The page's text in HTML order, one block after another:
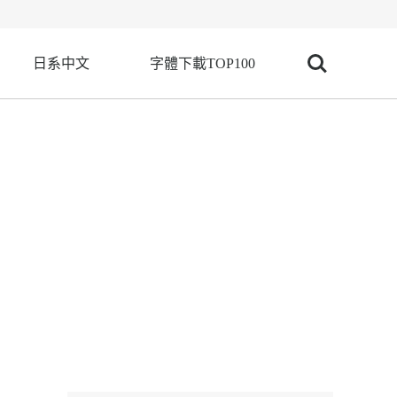
日系中文 字體下載TOP100